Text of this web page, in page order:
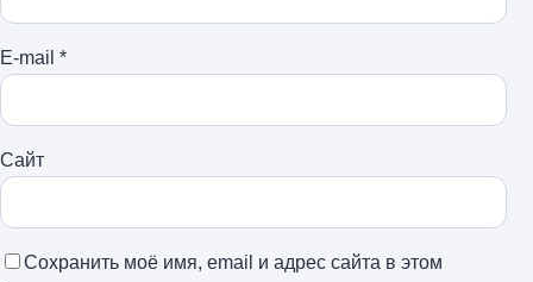
E-mail *
Сайт
Сохранить моё имя, email и адрес сайта в этом